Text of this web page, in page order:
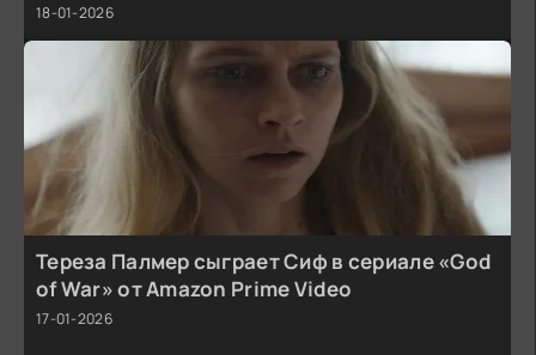
18-01-2026
Тереза Палмер сыграет Сиф в сериале «God
of War» от Amazon Prime Video
17-01-2026